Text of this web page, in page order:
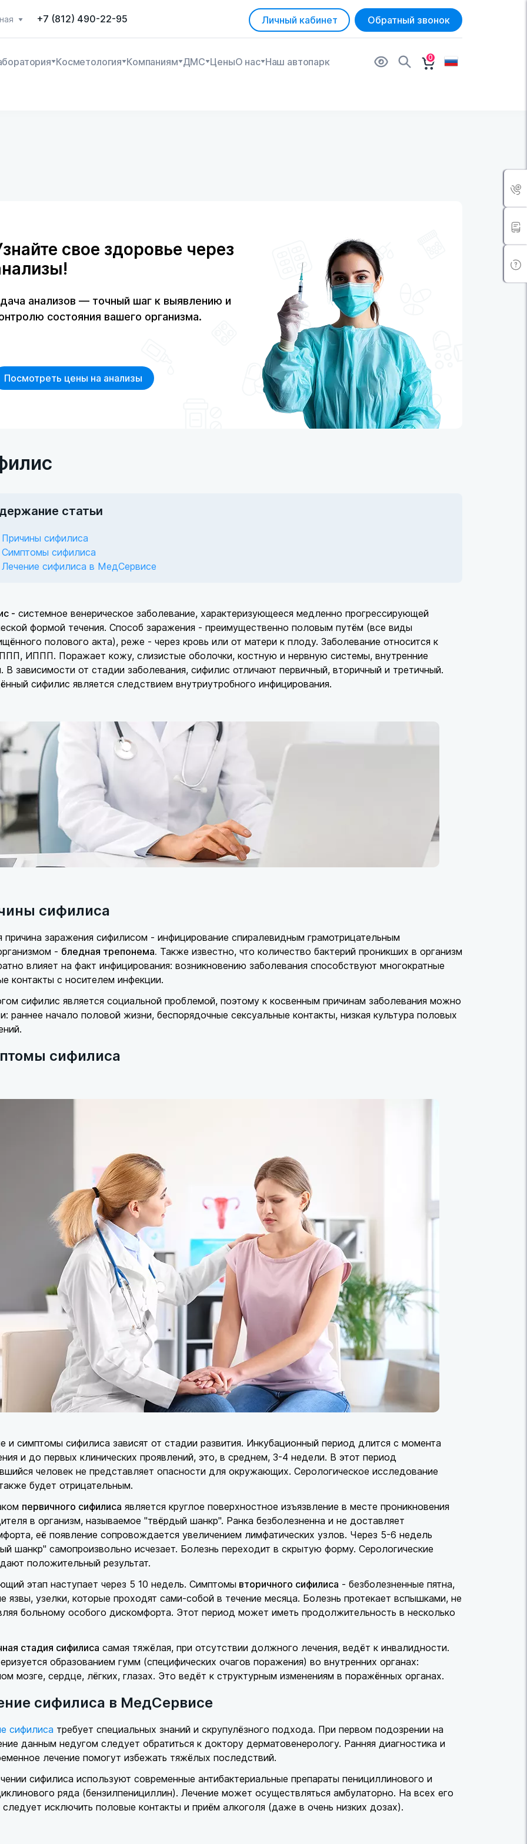
+7 (812) 490-22-95 Личный кабинет Обратный звонок
Косметология Компаниям ДМС ЦеныО нас Наш автопарк 0
свое здоровье через
анализов — точный шаг к выявлению и
состояния вашего организма.
Посмотреть цены на анализы
статьи
Причины сифилиса
Симптомы сифилиса
Лечение сифилиса в МедСервисе
- системное венерическое заболевание, характеризующееся медленно прогрессирующей
формой течения. Способ заражения - преимущественно половым путём (все виды
полового акта), реже - через кровь или от матери к плоду. Заболевание относится к
ИППП. Поражает кожу, слизистые оболочки, костную и нервную системы, внутренние
В зависимости от стадии заболевания, сифилис отличают первичный, вторичный и третичный.
сифилис является следствием внутриутробного инфицирования.
сифилиса
причина заражения сифилисом - инфицирование спиралевидным грамотрицательным
- бледная трепонема. Также известно, что количество бактерий проникших в организм
влияет на факт инфицирования: возникновению заболевания способствуют многократные
контакты с носителем инфекции.
сифилис является социальной проблемой, поэтому к косвенным причинам заболевания можно
раннее начало половой жизни, беспорядочные сексуальные контакты, низкая культура половых
сифилиса
и симптомы сифилиса зависят от стадии развития. Инкубационный период длится с момента
и до первых клинических проявлений, это, в среднем, 3-4 недели. В этот период
человек не представляет опасности для окружающих. Серологическое исследование
будет отрицательным.
первичного сифилиса является круглое поверхностное изъязвление в месте проникновения
в организм, называемое "твёрдый шанкр". Ранка безболезненна и не доставляет
её появление сопровождается увеличением лимфатических узлов. Через 5-6 недель
шанкр" самопроизвольно исчезает. Болезнь переходит в скрытую форму. Серологические
положительный результат.
этап наступает через 5 10 недель. Симптомы вторичного сифилиса - безболезненные пятна,
язвы, узелки, которые проходят сами-собой в течение месяца. Болезнь протекает вспышками, не
больному особого дискомфорта. Этот период может иметь продолжительность в несколько
стадия сифилиса самая тяжёлая, при отсутствии должного лечения, ведёт к инвалидности.
образованием гумм (специфических очагов поражения) во внутренних органах:
мозге, сердце, лёгких, глазах. Это ведёт к структурным изменениям в поражённых органах.
сифилиса в МедСервисе
сифилиса требует специальных знаний и скрупулёзного подхода. При первом подозрении на
данным недугом следует обратиться к доктору дерматовенерологу. Ранняя диагностика и
лечение помогут избежать тяжёлых последствий.
сифилиса используют современные антибактериальные препараты пенициллинового и
ряда (бензилпенициллин). Лечение может осуществляться амбулаторно. На всех его
следует исключить половые контакты и приём алкоголя (даже в очень низких дозах).